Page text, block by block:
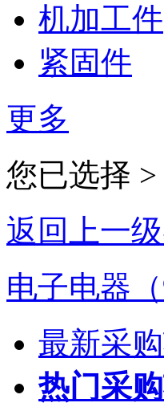
机加工件
紧固件
更多
您已选择 >
返回上一
电子电器（
最新采
热门采